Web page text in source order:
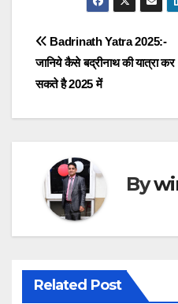
Post
navigation
Badrinath Yatra 2025:-
जानिये कैसे बद्रीनाथ की यात्रा कर
सकते है 2025 में
By
Related Post